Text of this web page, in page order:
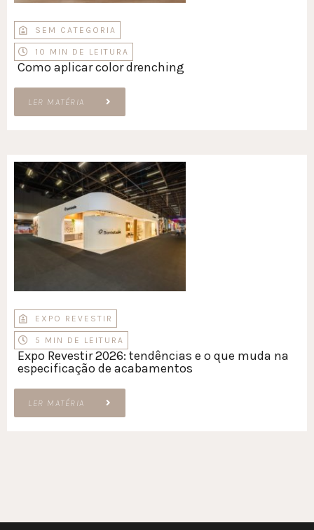
SEM CATEGORIA
10 MIN DE LEITURA
Como aplicar color drenching
LER MATÉRIA
EXPO REVESTIR
5 MIN DE LEITURA
Expo Revestir 2026: tendências e o que muda na
especificação de acabamentos
LER MATÉRIA